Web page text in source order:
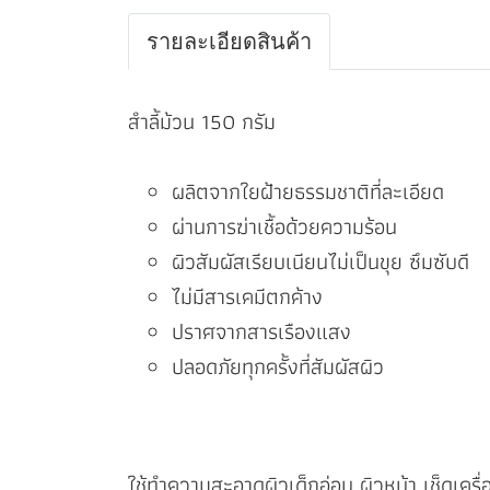
รายละเอียดสินค้า
สำลี้ม้วน 150 กรัม
ผลิตจากใยฝ้ายธรรมชาติที่ละเอียด
ผ่านการฆ่าเชื้อด้วยความร้อน
ผิวสัมผัสเรียบเนียนไม่เป็นขุย ซึมซับดี
ไม่มีสารเคมีตกค้าง
ปราศจากสารเรืองแสง
ปลอดภัยทุกครั้งที่สัมผัสผิว